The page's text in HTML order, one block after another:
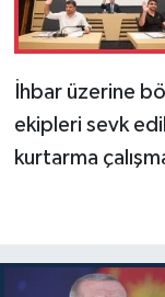
İhbar üzerine
ekipleri sevk
kurtarma